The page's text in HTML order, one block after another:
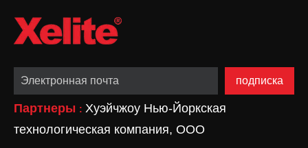
China Show 2019
подписка
Партнеры : Хуэйчжоу Нью-Йоркская
технологическая компания, ООО